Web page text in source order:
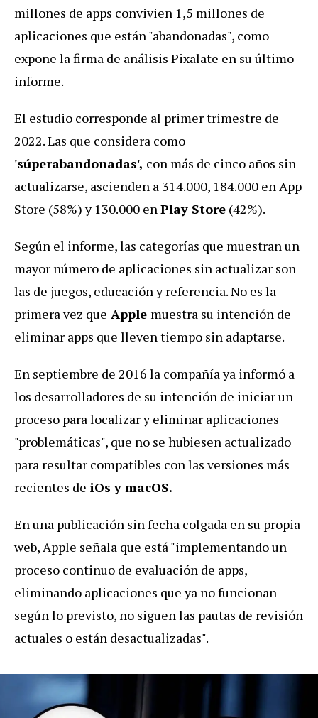
millones de apps convivien 1,5 millones de
aplicaciones que están "abandonadas", como
expone la firma de análisis Pixalate en su último
informe.
El estudio corresponde al primer trimestre de
2022. Las que considera como
'súperabandonadas', con más de cinco años sin
actualizarse, ascienden a 314.000, 184.000 en App
Store (58%) y 130.000 enPlay Store (42%).
Según el informe, las categorías que muestran un
mayor número de aplicaciones sin actualizar son
las de juegos, educación y referencia. No es la
primera vez que Apple muestra su intención de
eliminar apps que lleven tiempo sin adaptarse.
En septiembre de 2016 la compañía ya informó a
los desarrolladores de su intención de iniciar un
proceso para localizar y eliminar aplicaciones
"problemáticas", que no se hubiesen actualizado
para resultar compatibles con las versiones más
recientes de iOs y macOS.
En una publicación sin fecha colgada en su propia
web, Apple señala que está "implementando un
proceso continuo de evaluación de apps,
eliminando aplicaciones que ya no funcionan
según lo previsto, no siguen las pautas de revisión
actuales o están desactualizadas".